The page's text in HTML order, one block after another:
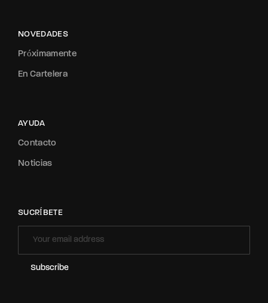
NOVEDADES
Próximamente
En Cartelera
AYUDA
Contacto
Noticias
SUCRÍBETE